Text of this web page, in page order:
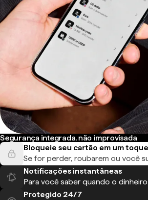
Segurança integrada, não improvisada
Bloqueie seu cartão em um toque
Se for perder, roubarem ou você
Notificações instantâneas
Para você saber quando o
Protegido 24/7